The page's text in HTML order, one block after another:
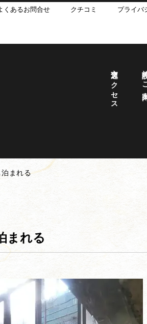
くあるお問合せ クチコミ プライバ
施設
交通アクセス
まれる
まれる